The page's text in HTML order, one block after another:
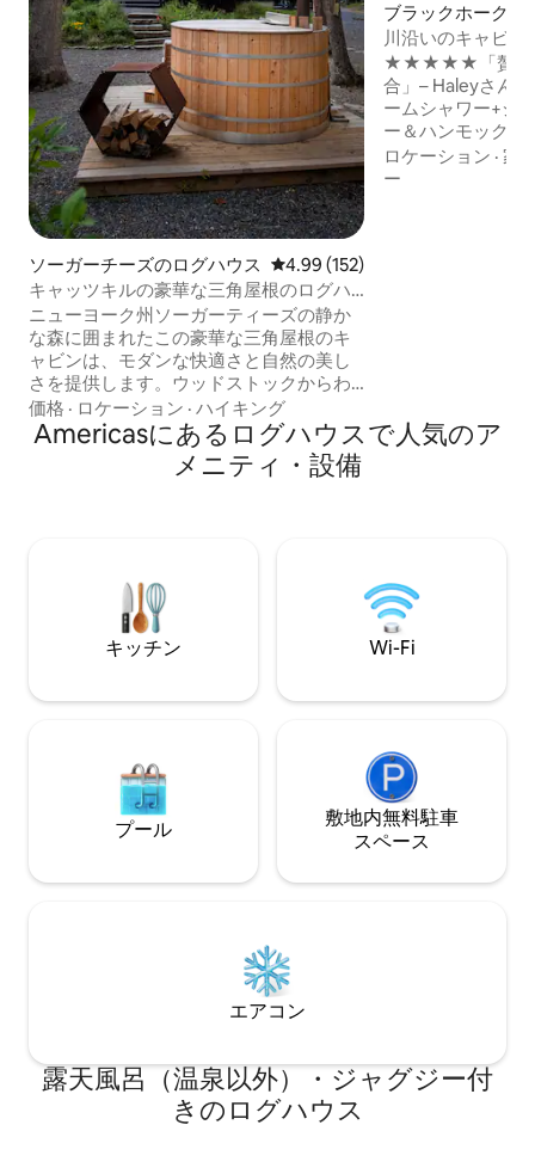
ソーガーチーズのログハウス レビュー152件、5つ星中4.99つ
4.99 (152)
キャッツキルの豪華な三角屋根のログハ
ウス｜ジャグジー＆サウナ
ニューヨーク州ソーガーティーズの静か
な森に囲まれたこの豪華な三角屋根のキ
ャビンは、モダンな快適さと自然の美し
さを提供します。ウッドストックからわ
ずか10分、ニューヨーク市から2時間。2
エーカーのプライベートロットにありま
す。アクセスも簡単です。プレミアムク
イーンカスパーマットレス、ブレビルの
キルのハイキング、スキー、人気のダイ
ニングスポットの近くにある快適でスタ
イリッシュな隠れ家です。 詳しくは、私
たちのインスタグラム
価格 · ロケーション · ハイキング
ブラックホークの
ス
川沿いのキャビン
台、スチームシャ
★★★★★「贅沢
合」– Haleyさん 💦スパバスルーム–スチ
ームシャワー+ジ
ー＆ハンモック –
いだり、木々の中
ろげます – 焚き火
ロケーション ·家
ー
Americasにあるログハウスで人気のア
メニティ・設備
キッチン Wi-Fi
プール
敷地内無料駐⁠車
ス⁠ペ⁠ー⁠ス
エアコン
露天風呂（温泉以外）・ジャグジー付
きのログハウス